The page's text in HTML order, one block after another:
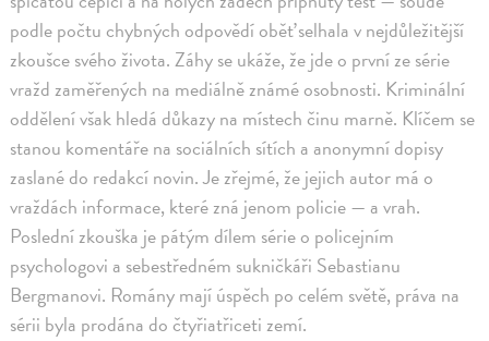
podle počtu chybných odpovědí oběť selhala v nejdůležitější
zkoušce svého života. Záhy se ukáže, že jde o první ze série
vražd zaměřených na mediálně známé osobnosti. Kriminální
oddělení však hledá důkazy na místech činu marně. Klíčem se
stanou komentáře na sociálních sítích a anonymní dopisy
zaslané do redakcí novin. Je zřejmé, že jejich autor má o
vraždách informace, které zná jenom policie — a vrah.
Poslední zkouška je pátým dílem série o policejním
psychologovi a sebestředném sukničkáři Sebastianu
Bergmanovi. Romány mají úspěch po celém světě, práva na
sérii byla prodána do čtyřiatřiceti zemí.